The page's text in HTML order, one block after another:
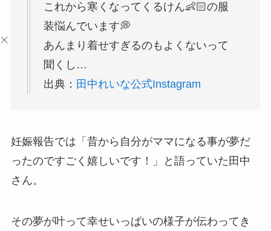
これから寒くなってくるけん👶🏻の服
装悩んでいます💭
あんまり着せすぎるのもよくないって
聞くし…
出典： 田中れいな公式Instagram
妊娠報告では「昔から自分がママになる事が夢だ
ったのですごく嬉しいです！」と語っていた田中
さん。
その夢が叶って幸せいっぱいの様子が伝わってき